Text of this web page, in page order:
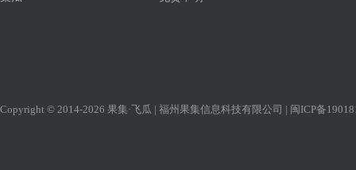
Copyright © 2014-2026 果集·飞瓜 | 福州果集信息科技有限公司 | 闽ICP备